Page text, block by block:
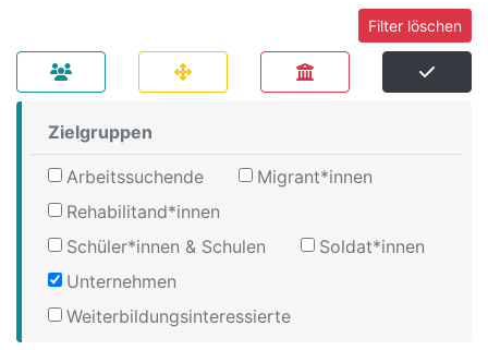
Filter löschen
Zielgruppen
Arbeitssuchende
Migrant*innen
Rehabilitand*innen
Schüler*innen & Schulen
Soldat*innen
Unternehmen
Weiterbildungsinteressierte